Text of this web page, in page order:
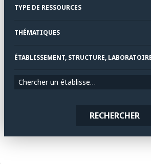
TYPE DE RESSOURCES
THÉMATIQUES
ÉTABLISSEMENT, STRUCTURE,
Chercher un établissement
RECHERCHER